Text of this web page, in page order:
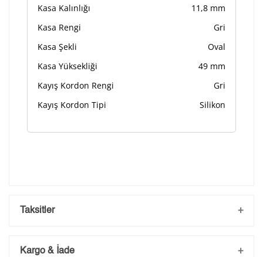
Kasa Kalınlığı
11,8 mm
Kasa Rengi
Gri
Kasa Şekli
Oval
Kasa Yüksekliği
49 mm
Kayış Kordon Rengi
Gri
Kayış Kordon Tipi
Silikon
Taksitler
Kargo & İade